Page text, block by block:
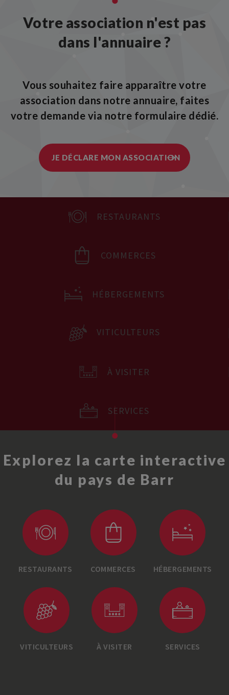
Votre association n'est pas
dans l'annuaire ?
Vous souhaitez faire apparaître votre
association dans notre annuaire, faites
votre demande via notre formulaire dédié.
JE DÉCLARE MON ASSOCIATION
Explorez la carte interactive
du pays de Barr
RESTAURANTS COMMERCES HÉBERGEMENTS
VITICULTEURS À VISITER SERVICES
RESTAURANTS
COMMERCES
HÉBERGEMENTS
VITICULTEURS
À VISITER
SERVICES